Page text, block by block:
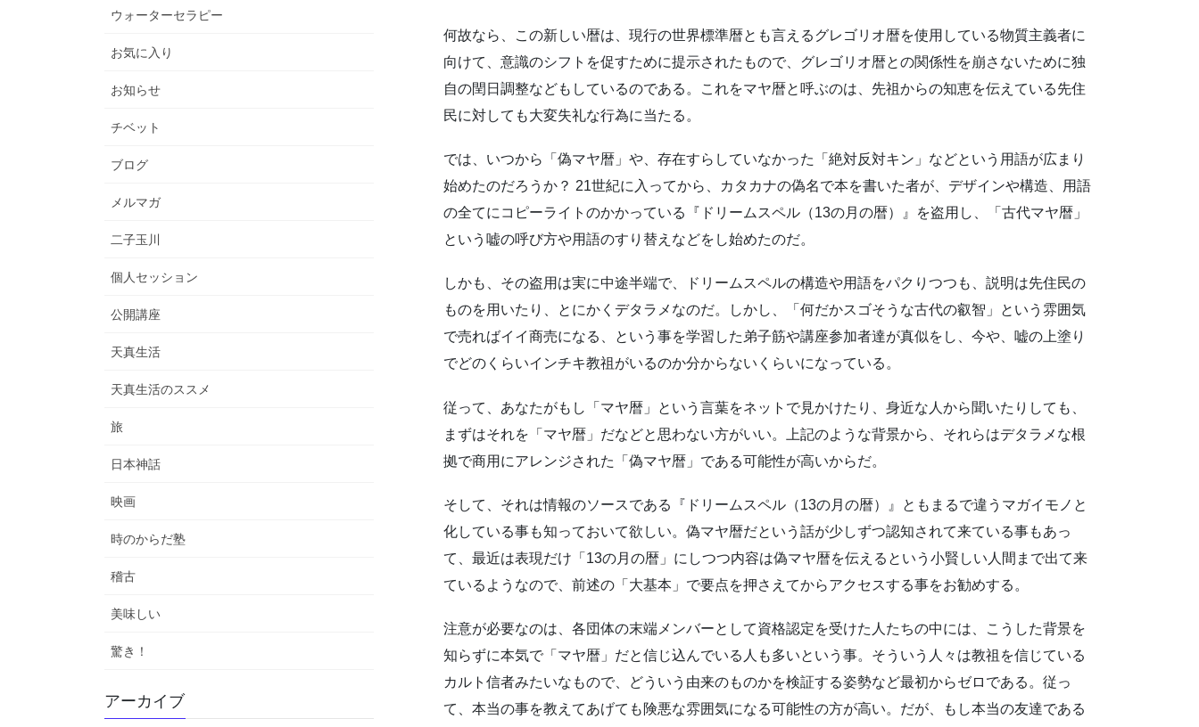
何故なら、この新しい暦は、現行の世界標準暦とも言えるグレゴリオ暦を使用している物質主義者に
向けて、意識のシフトを促すために提示されたもので、グレゴリオ暦との関係性を崩さないために独
自の閏日調整などもしているのである。これをマヤ暦と呼ぶのは、先祖からの知恵を伝えている先住
民に対しても大変失礼な行為に当たる。
では、いつから「偽マヤ暦」や、存在すらしていなかった「絶対反対キン」などという用語が広まり
始めたのだろうか？ 21世紀に入ってから、カタカナの偽名で本を書いた者が、デザインや構造、用語
の全てにコピーライトのかかっている『ドリームスペル（13の月の暦）』を盗用し、「古代マヤ暦」
という嘘の呼び方や用語のすり替えなどをし始めたのだ。
しかも、その盗用は実に中途半端で、ドリームスペルの構造や用語をパクりつつも、説明は先住民の
ものを用いたり、とにかくデタラメなのだ。しかし、「何だかスゴそうな古代の叡智」という雰囲気
で売ればイイ商売になる、という事を学習した弟子筋や講座参加者達が真似をし、今や、嘘の上塗り
でどのくらいインチキ教祖がいるのか分からないくらいになっている。
従って、あなたがもし「マヤ暦」という言葉をネットで見かけたり、身近な人から聞いたりしても、
まずはそれを「マヤ暦」だなどと思わない方がいい。上記のような背景から、それらはデタラメな根
拠で商用にアレンジされた「偽マヤ暦」である可能性が高いからだ。
そして、それは情報のソースである『ドリームスペル（13の月の暦）』ともまるで違うマガイモノと
化している事も知っておいて欲しい。偽マヤ暦だという話が少しずつ認知されて来ている事もあっ
て、最近は表現だけ「13の月の暦」にしつつ内容は偽マヤ暦を伝えるという小賢しい人間まで出て来
ているようなので、前述の「大基本」で要点を押さえてからアクセスする事をお勧めする。
注意が必要なのは、各団体の末端メンバーとして資格認定を受けた人たちの中には、こうした背景を
知らずに本気で「マヤ暦」だと信じ込んでいる人も多いという事。そういう人々は教祖を信じている
カルト信者みたいなもので、どういう由来のものかを検証する姿勢など最初からゼロである。従っ
て、本当の事を教えてあげても険悪な雰囲気になる可能性の方が高い。だが、もし本当の友達である
ウォーターセラピー
お気に入り
お知らせ
チベット
ブログ
メルマガ
二子玉川
個人セッション
公開講座
天真生活
天真生活のススメ
旅
日本神話
映画
時のからだ塾
稽古
美味しい
驚き！
アーカイブ